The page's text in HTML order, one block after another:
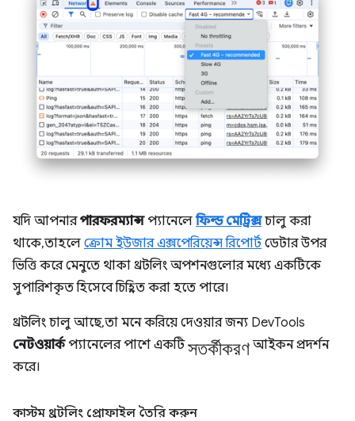
যদি আপনারপারফরম্যান্সপ্যানেলেফিল্ড মেট্রিক্সচালু করা
থাকে, তাহলে ক্রোম ইউজার এক্সপেরিয়েন্স রিপোর্টডেটার উপর
ভিত্তি করে মেনুতে থাকা থ্রটলিং অপশনগুলোর মধ্যে একটিকে
সুপারিশকৃত হিসেবে চিহ্নিত করা হতে পারে।
থ্রটলিং চালু আছে, তা মনে করিয়ে দেওয়ার জন্য DevTools
নেটওয়ার্কপ্যানেলের পাশে একটিসতর্কীকরণ আইকন প্রদর্শন
করে।
কাস্টম থ্রটলিং প্রোফাইল তৈরি করুন